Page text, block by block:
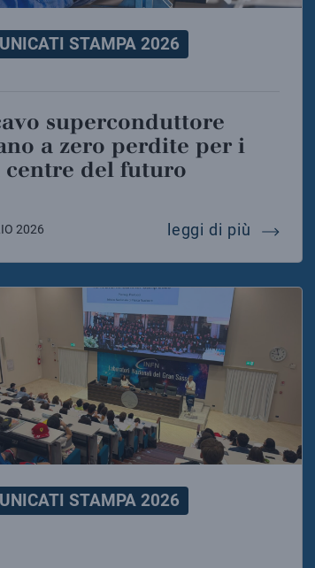
gravità conferma la relatività generale
STAMPA 2026
a zero perdite per i
centre del futuro
2026 leggi di più un
STAMPA 2026